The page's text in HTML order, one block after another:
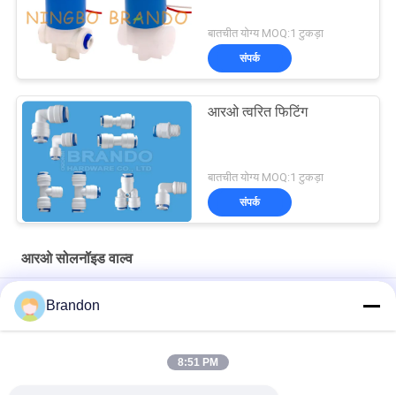
बातचीत योग्य MOQ:1 टुकड़ा
संपर्क
आरओ त्वरित फिटिंग
बातचीत योग्य MOQ:1 टुकड़ा
संपर्क
आरओ सोलनॉइड वाल्व
आरओ वाटर प्यूरीफायर वाल्व के लिए 12 वी सामान्य रूप से बंद इलेक्ट्रोमैग्नेटिक कॉइल
EVI 3P/16 AMISCO टाइप हाइड्रोलिक सोलेनॉइड कॉइल 220VAC 110VAC
Brandon
8:51 PM